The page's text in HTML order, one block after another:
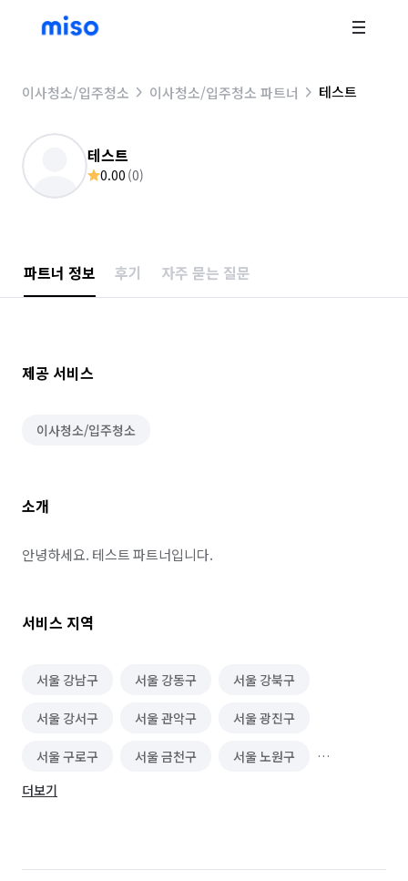
이사청소/입주청소 이사청소/입주청소 파트너 테스트
테스트
0.00 (0)
파트너 정보 후기 자주 묻는 질문
제공 서비스
이사청소/입주청소
소개
안녕하세요. 테스트 파트너입니다.
서비스 지역
서울 강남구 서울 강동구 서울 강북구
서울 강서구 서울 관악구 서울 광진구
서울 구로구 서울 금천구 서울 노원구
서울 도봉구
서울 성동구 서울 성북구 서울 송파구
더보기